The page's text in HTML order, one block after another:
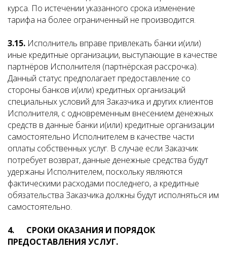
курса. По истечении указанного срока изменение
тарифа на более ограниченный не производится.
3.15. Исполнитель вправе привлекать банки и(или)
иные кредитные организации, выступающие в качестве
партнёров Исполнителя (партнёрская рассрочка).
Данный статус предполагает предоставление со
стороны банков и(или) кредитных организаций
специальных условий для Заказчика и других клиентов
Исполнителя, с одновременным внесением денежных
средств в данные банки и(или) кредитные организации
самостоятельно Исполнителем в качестве части
оплаты собственных услуг. В случае если Заказчик
потребует возврат, данные денежные средства будут
удержаны Исполнителем, поскольку являются
фактическими расходами последнего, а кредитные
обязательства Заказчика должны будут исполняться им
самостоятельно.
4. СРОКИ ОКАЗАНИЯ И ПОРЯДОК
ПРЕДОСТАВЛЕНИЯ УСЛУГ.